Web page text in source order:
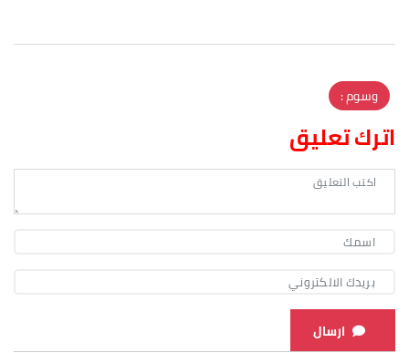
وسوم :
اترك تعليق
ارسال